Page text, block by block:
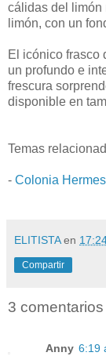
cálidas del limón
limón, con un
El icónico frasco
un profundo e
frescura
disponible en
Temas
- Colonia
ELITISTAen
Compartir
3 comentarios
Anny 6:19